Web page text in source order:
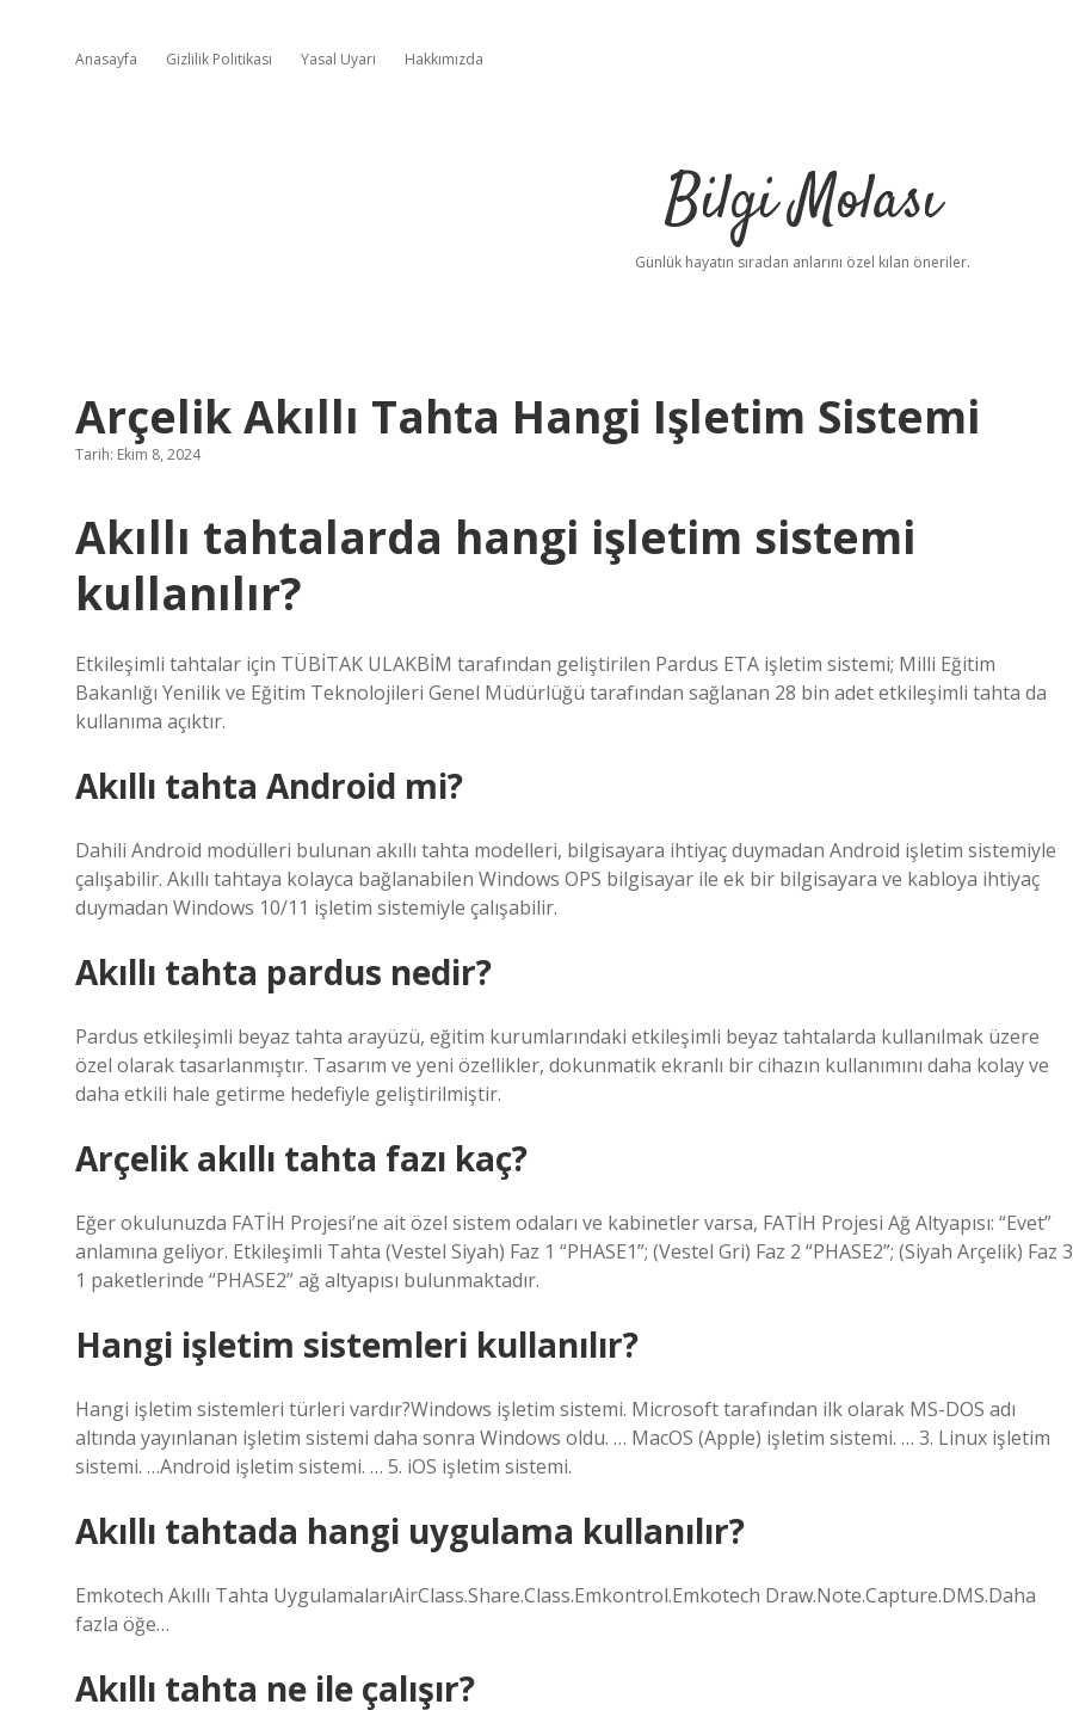
Anasayfa Gizlilik Politikası Yasal Uyarı Hakkımızda
Bilgi Molası
Günlük hayatın sıradan anlarını özel kılan öneriler.
Arçelik Akıllı Tahta Hangi Işletim Sistemi
Tarih: Ekim 8, 2024
Akıllı tahtalarda hangi işletim sistemi
kullanılır?
Etkileşimli tahtalar için TÜBİTAK ULAKBİM tarafından geliştirilen Pardus ETA işletim sistemi; Milli Eğitim
Bakanlığı Yenilik ve Eğitim Teknolojileri Genel Müdürlüğü tarafından sağlanan 28 bin adet etkileşimli tahta da
kullanıma açıktır.
Akıllı tahta Android mi?
Dahili Android modülleri bulunan akıllı tahta modelleri, bilgisayara ihtiyaç duymadan Android işletim sistemiyle
çalışabilir. Akıllı tahtaya kolayca bağlanabilen Windows OPS bilgisayar ile ek bir bilgisayara ve kabloya ihtiyaç
duymadan Windows 10/11 işletim sistemiyle çalışabilir.
Akıllı tahta pardus nedir?
Pardus etkileşimli beyaz tahta arayüzü, eğitim kurumlarındaki etkileşimli beyaz tahtalarda kullanılmak üzere
özel olarak tasarlanmıştır. Tasarım ve yeni özellikler, dokunmatik ekranlı bir cihazın kullanımını daha kolay ve
daha etkili hale getirme hedefiyle geliştirilmiştir.
Arçelik akıllı tahta fazı kaç?
Eğer okulunuzda FATİH Projesi’ne ait özel sistem odaları ve kabinetler varsa, FATİH Projesi Ağ Altyapısı: “Evet”
anlamına geliyor. Etkileşimli Tahta (Vestel Siyah) Faz 1 “PHASE1”; (Vestel Gri) Faz 2 “PHASE2”; (Siyah Arçelik) Faz 3
1 paketlerinde “PHASE2” ağ altyapısı bulunmaktadır.
Hangi işletim sistemleri kullanılır?
Hangi işletim sistemleri türleri vardır?Windows işletim sistemi. Microsoft tarafından ilk olarak MS-DOS adı
altında yayınlanan işletim sistemi daha sonra Windows oldu. … MacOS (Apple) işletim sistemi. … 3. Linux işletim
sistemi. …Android işletim sistemi. … 5. iOS işletim sistemi.
Akıllı tahtada hangi uygulama kullanılır?
Emkotech Akıllı Tahta UygulamalarıAirClass.Share.Class.Emkontrol.Emkotech Draw.Note.Capture.DMS.Daha
fazla öğe…
Akıllı tahta ne ile çalışır?